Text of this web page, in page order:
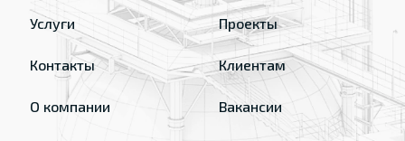
Услуги
Контакты
О компании
Проекты
Клиентам
Вакансии